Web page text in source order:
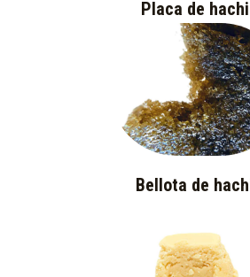
Placa de
Bellota de